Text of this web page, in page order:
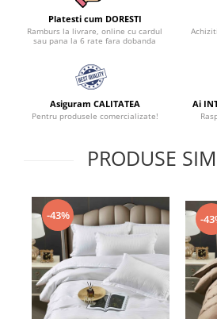
Platesti cum DORESTI
Ramburs la livrare, online cu cardul
sau pana la 6 rate fara dobanda
Asiguram CALITATEA
Pentru produsele comercializate!
Ai
PRODUSE
-43% -